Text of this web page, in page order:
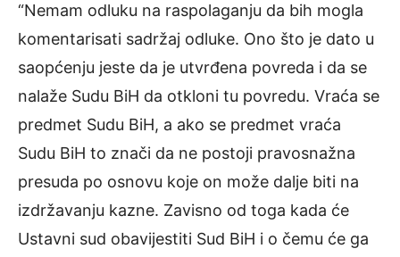
“Nemam odluku na raspolaganju da bih mogla
komentarisati sadržaj odluke. Ono što je dato u
saopćenju jeste da je utvrđena povreda i da se
nalaže Sudu BiH da otkloni tu povredu. Vraća se
predmet Sudu BiH, a ako se predmet vraća
Sudu BiH to znači da ne postoji pravosnažna
presuda po osnovu koje on može dalje biti na
izdržavanju kazne. Zavisno od toga kada će
Ustavni sud obavijestiti Sud BiH i o čemu će ga